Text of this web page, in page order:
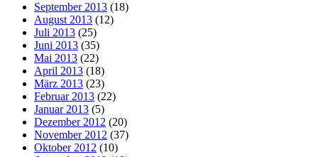
September 2013 (18)
August 2013 (12)
Juli 2013 (25)
Juni 2013 (35)
Mai 2013 (22)
April 2013 (18)
März 2013 (23)
Februar 2013 (22)
Januar 2013 (5)
Dezember 2012 (20)
November 2012 (37)
Oktober 2012 (10)